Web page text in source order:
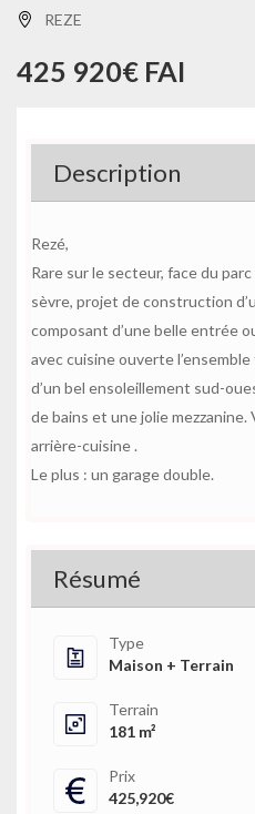
REZE
425 920€ FAI
Description
Rezé,
Rare sur le secteur, face du
sèvre, projet de construction
composant d’une belle entrée
avec cuisine ouverte
d’un bel ensoleillement sud-
de bains et une jolie
arrière-cuisine .
Le plus : un garage double.
Résumé
Type
Maison + Terrain
Terrain
181 m²
Prix
425,920€